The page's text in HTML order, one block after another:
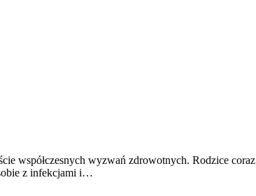
współczesnych wyzwań zdrowotnych. Rodzice coraz
z infekcjami i…